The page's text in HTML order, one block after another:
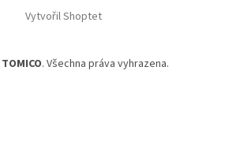
Vytvořil Shoptet
TOMICO. Všechna práva vyhrazena.